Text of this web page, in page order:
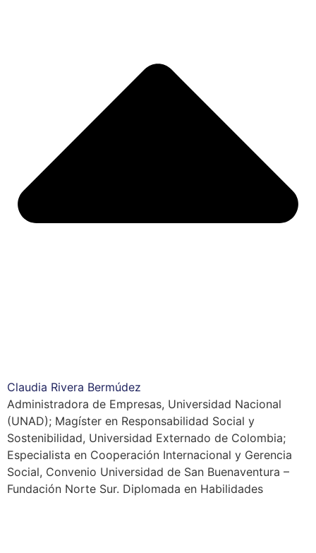
Claudia Rivera Bermúdez
Administradora de Empresas, Universidad Nacional
(UNAD); Magíster en Responsabilidad Social y
Sostenibilidad, Universidad Externado de Colombia;
Especialista en Cooperación Internacional y Gerencia
Social, Convenio Universidad de San Buenaventura –
Fundación Norte Sur. Diplomada en Habilidades